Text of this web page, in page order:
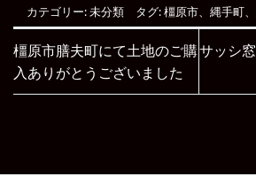
カテゴリー:未分類タグ:橿原市、 縄手町、
橿原市膳夫町にて土地のご購
入ありがとうございました
サッシ